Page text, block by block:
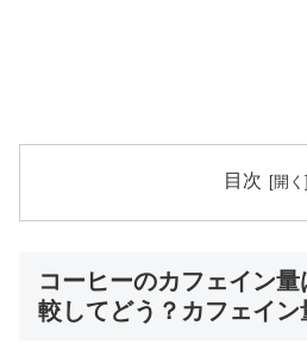
目次
コーヒーのカフェイン
較してどう？カフェイン